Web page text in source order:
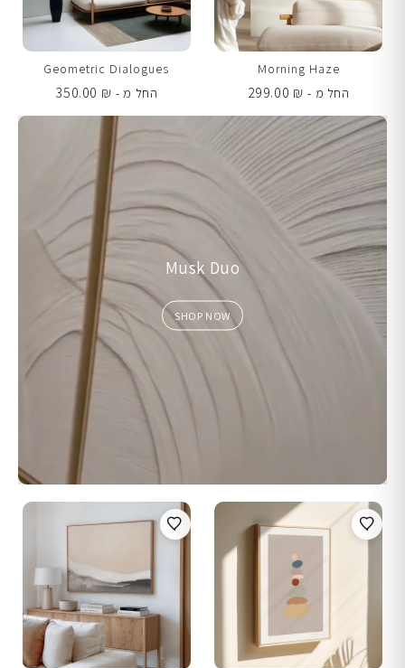
Morning Haze
החל מ -
299.00 ₪
Geometric Dialogues
החל מ -
350.00 ₪
Musk Duo
SHOP NOW